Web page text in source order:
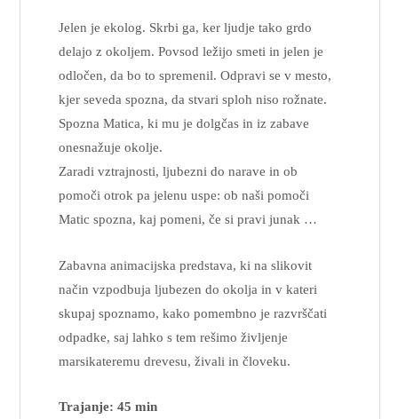
Jelen je ekolog. Skrbi ga, ker ljudje tako grdo
delajo z okoljem. Povsod ležijo smeti in jelen je
odločen, da bo to spremenil. Odpravi se v mesto,
kjer seveda spozna, da stvari sploh niso rožnate.
Spozna Matica, ki mu je dolgčas in iz zabave
onesnažuje okolje.
Zaradi vztrajnosti, ljubezni do narave in ob
pomoči otrok pa jelenu uspe: ob naši pomoči
Matic spozna, kaj pomeni, če si pravi junak …
Zabavna animacijska predstava, ki na slikovit
način vzpodbuja ljubezen do okolja in v kateri
skupaj spoznamo, kako pomembno je razvrščati
odpadke, saj lahko s tem rešimo življenje
marsikateremu drevesu, živali in človeku.
Trajanje: 45 min